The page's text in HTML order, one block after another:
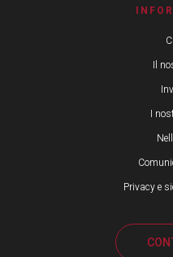
Il
I
Privacy e